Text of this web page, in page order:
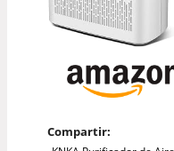
Compartir: